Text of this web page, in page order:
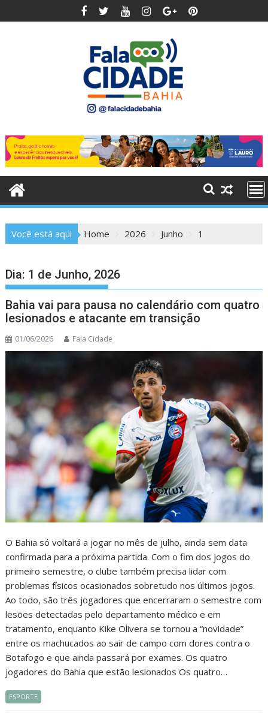
to
Você está aqui Home 2026 Junho 1
Dia: 1 de Junho, 2026
Bahia vai para pausa no calendário com quatro
lesionados e atacante em transição
01/06/2026 Fala Cidade
O Bahia só voltará a jogar no mês de julho, ainda sem data
confirmada para a próxima partida. Com o fim dos jogos do
primeiro semestre, o clube também precisa lidar com
problemas físicos ocasionados sobretudo nos últimos jogos.
Ao todo, são três jogadores que encerraram o semestre com
lesões detectadas pelo departamento médico e em
tratamento, enquanto Kike Olivera se tornou a “novidade”
entre os machucados ao sair de campo com dores contra o
Botafogo e que ainda passará por exames. Os quatro
jogadores do Bahia que estão lesionados Os quatro…
ESPORTE